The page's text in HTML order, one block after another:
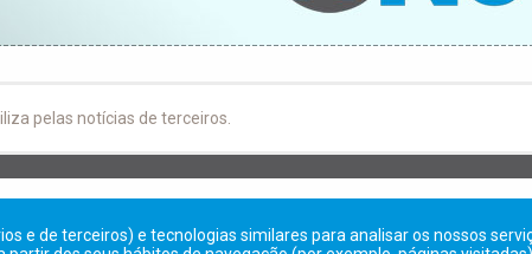
pelas notícias de terceiros.
e de terceiros) e tecnologias similares para analisar os nossos